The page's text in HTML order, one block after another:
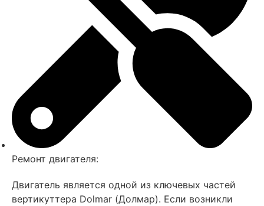
Ремонт двигателя:
Двигатель является одной из ключевых частей
вертикуттера Dolmar (Долмар). Если возникли